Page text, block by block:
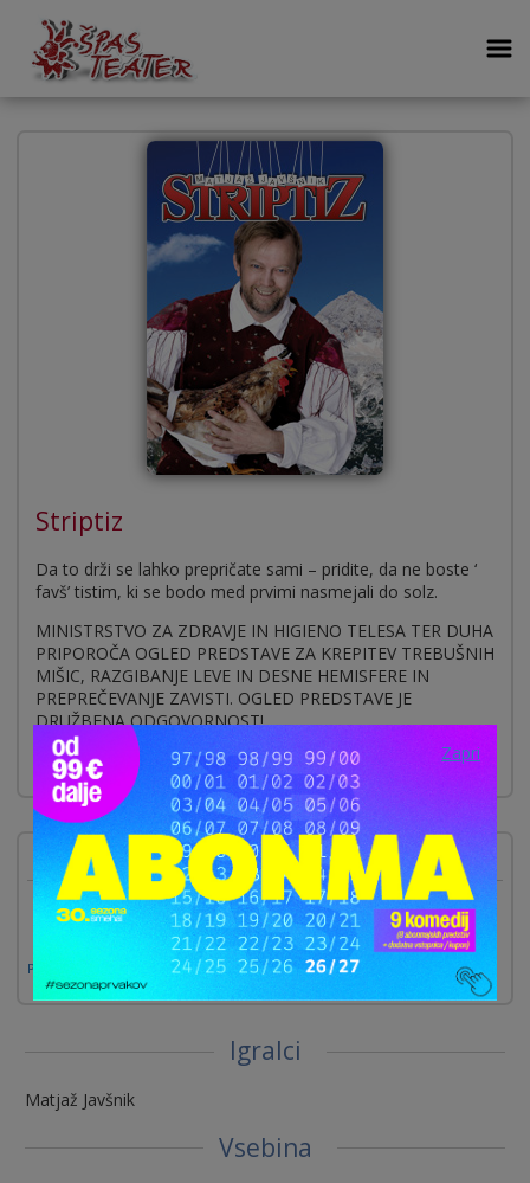
Striptiz
Da to drži se lahko prepričate sami – pridite, da ne boste ‘
favš’ tistim, ki se bodo med prvimi nasmejali do solz.
MINISTRSTVO ZA ZDRAVJE IN HIGIENO TELESA TER DUHA
PRIPOROČA OGLED PREDSTAVE ZA KREPITEV TREBUŠNIH
MIŠIC, RAZGIBANJE LEVE IN DESNE HEMISFERE IN
PREPREČEVANJE ZAVISTI. OGLED PREDSTAVE JE
DRUŽBENA ODGOVORNOST!
Prihajajoče predstave
Poglej vse »
Igralci
Matjaž Javšnik
Vsebina
Zapri